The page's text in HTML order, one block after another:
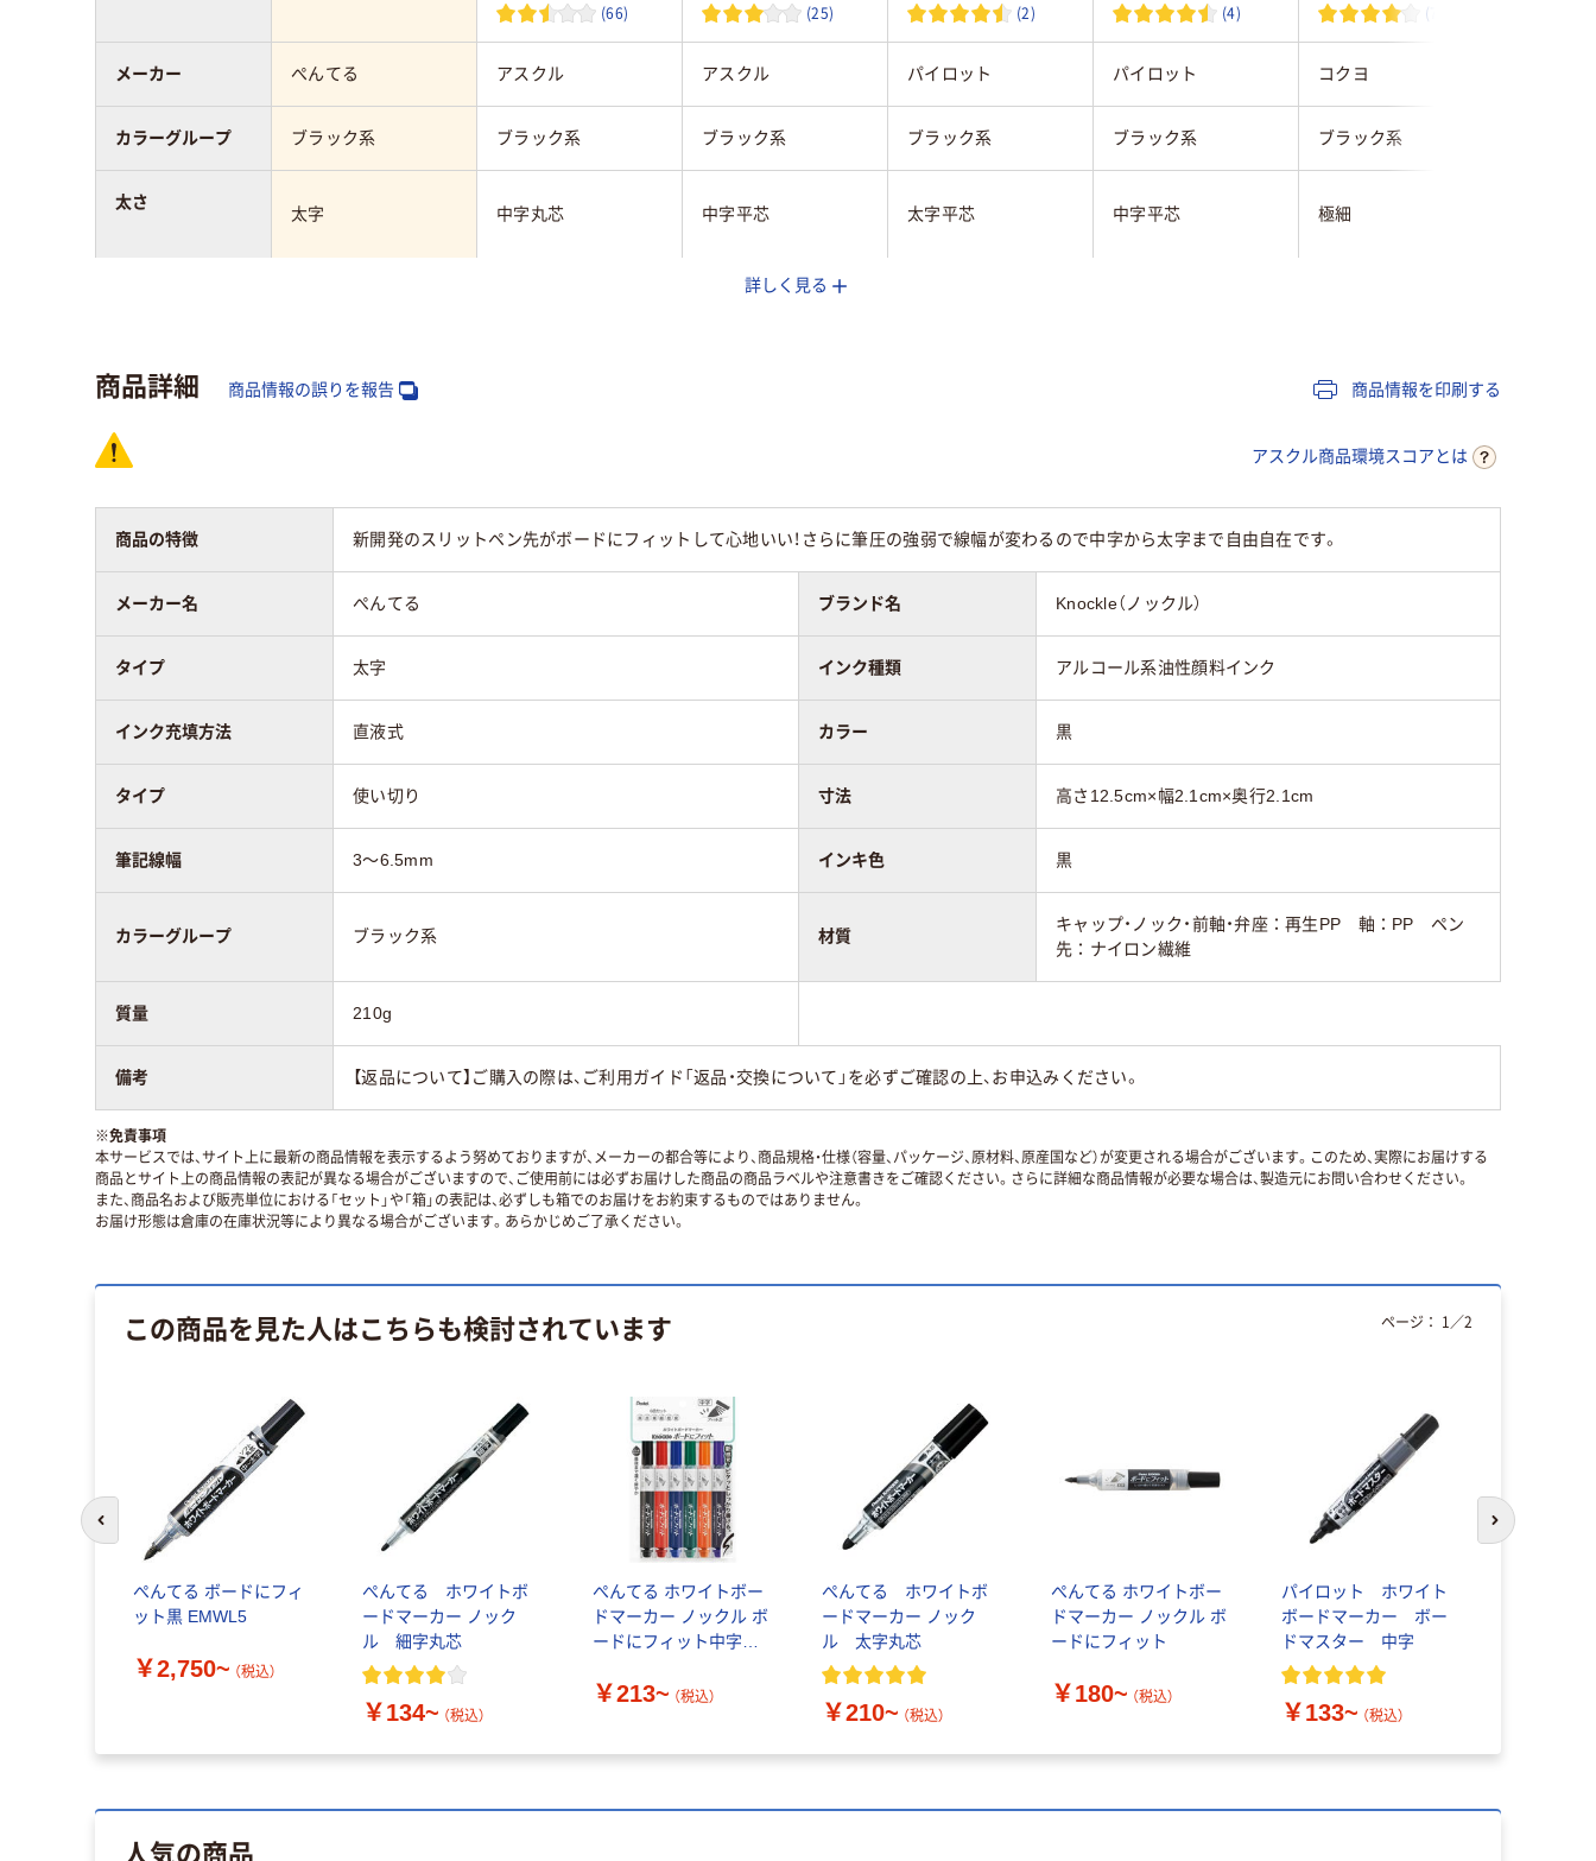
(66) (25) (2) (4) (72)
ぺんてる アスクル アスクル パイロット パイロット コクヨ
ブラック系 ブラック系 ブラック系 ブラック系 ブラック系 ブラック系
太字 中字丸芯 中字平芯 太字平芯 中字平芯 極細
使い切り
料インク
ンク
中綿式
210g 26.5g 22.5g
メーカー
カラーグループ
太さ
インク充填方法
質量
アスクル商品環境
スコア
詳しく見る
商品詳細 商品情報の誤りを報告 商品情報を印刷する
アスクル商品環境スコアとは
商品の特徴 新開発のスリットペン先がボードにフィットして心地いい！さらに筆圧の強弱で線幅が変わるので中字から太字まで自由自在です。
メーカー名 ぺんてる ブランド名 Knockle（ノックル）
タイプ 太字 インク種類 アルコール系油性顔料インク
インク充填方法 直液式 カラー 黒
タイプ 使い切り 寸法 高さ12.5cm×幅2.1cm×奥行2.1cm
筆記線幅 3～6.5mm インキ色 黒
カラーグループ ブラック系 材質
キャップ・ノック・前軸・弁座：再生PP 軸：PP ペン
先：ナイロン繊維
質量 210g
備考 【返品について】ご購入の際は、ご利用ガイド「返品・交換について」を必ずご確認の上、お申込みください。
※免責事項
本サービスでは、サイト上に最新の商品情報を表示するよう努めておりますが、メーカーの都合等により、商品規格・仕様（容量、パッケージ、原材料、原産国など）が変更される場合がございます。このため、実際にお届けする
商品とサイト上の商品情報の表記が異なる場合がございますので、ご使用前には必ずお届けした商品の商品ラベルや注意書きをご確認ください。さらに詳細な商品情報が必要な場合は、製造元にお問い合わせください。
また、商品名および販売単位における「セット」や「箱」の表記は、必ずしも箱でのお届けをお約束するものではありません。
お届け形態は倉庫の在庫状況等により異なる場合がございます。あらかじめご了承ください。
この商品を見た人はこちらも検討されています
ぺんてる ボードにフィ
ット黒 EMWL5
￥2,750~ （税込）
ぺんてる ホワイトボ
ードマーカー ノック
ル 細字丸芯
￥134~ （税込）
ぺんてる ホワイトボー
ドマーカー ノックル ボ
ードにフィット中字
￥213~ （税込）
ぺんてる ホワイトボ
ードマーカー ノック
ル 太字丸芯
￥210~ （税込）
ぺんてる ホワイトボー
ドマーカー ノックル ボ
ードにフィット
￥180~ （税込）
パイロット ホワイト
ボードマーカー ボー
ドマスター 中字
￥133~ （税込）
ページ： 1 ／2
前のスライドへ 次のスライド
人気の商品